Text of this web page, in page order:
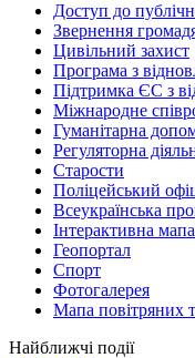
Доступ до
Звернення
Цивільний захист
Програма з
Підтримка ЄС з
Міжнародне
Гуманітарна
Регуляторна
Старости
Поліцейський
Всеукраїнська
Інтерактивна
Геопортал
Спорт
Фотогалерея
Мапа повітряних
Найближчі події